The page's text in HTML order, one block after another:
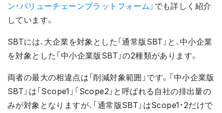
ン・バリューチェーンプラットフォーム」 でも詳しく紹介
しています。
SBTには、大企業を対象とした「通常版SBT」と、中小企業
を対象とした「中小企業版SBT」の2種類があります。
両者の最大の相違点は「削減対象範囲」です。「中小企業版
SBT」は「Scope1」「Scope2」と呼ばれる自社の排出量の
みが対象となりますが、「通常版SBT」はScope1・2だけで